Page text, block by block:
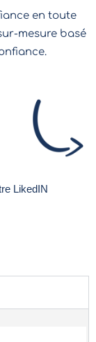
en toute
mesure basé
LikedIN